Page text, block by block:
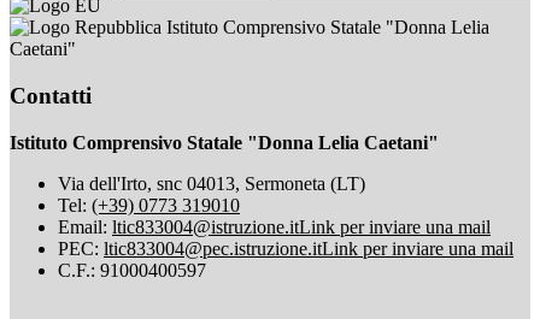
Istituto Comprensivo Statale "Donna Lelia
Caetani"
Contatti
Istituto Comprensivo Statale "Donna Lelia Caetani"
Via dell'Irto, snc 04013, Sermoneta (LT)
Tel: (+39) 0773 319010
Email: ltic833004@istruzione.itLink per inviare una mail
PEC: ltic833004@pec.istruzione.itLink per inviare una mail
C.F.: 91000400597